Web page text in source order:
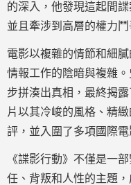
的深入，他發現這起間
並且牽涉到高層的權力鬥
電影以複雜的情節和細
情報工作的陰暗與複雜
步拼湊出真相，最終揭
片以其冷峻的風格、精
評，並入圍了多項國際電
《諜影行動》不僅是一
任、背叛和人性的主題